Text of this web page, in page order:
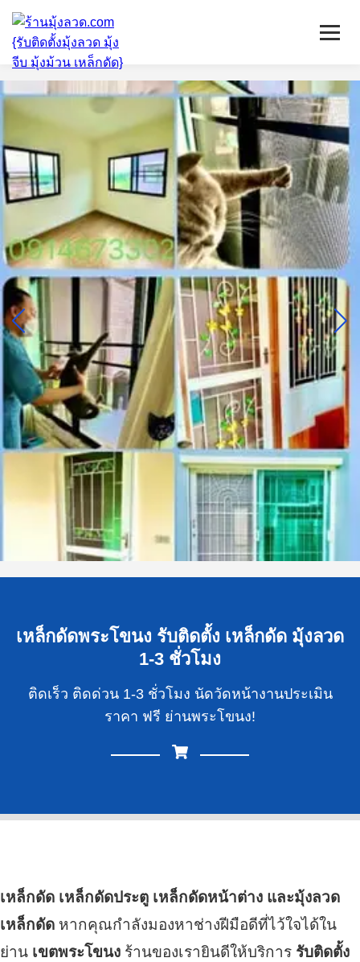
หน้าแรก
มุ้งลวดจีบ
เหล็กดัด
ติดตั้งกระจก
บริการ/พื้นที่ติดตั้ง
บทความ
ติดต่อเรา
เหล็กดัดพระโขนง รับติดตั้ง เหล็กดัด มุ้งลวด
1-3 ชั่วโมง
ติดเร็ว ติดด่วน 1-3 ชั่วโมง นัดวัดหน้างานประเมิน
ราคา ฟรี ย่านพระโขนง!
เหล็กดัด เหล็กดัดประตู เหล็กดัดหน้าต่าง และมุ้งลวด
เหล็กดัด หากคุณกำลังมองหาช่างฝีมือดีที่ไว้ใจได้ใน
ย่าน เขตพระโขนง ร้านของเรายินดีให้บริการ รับติดตั้ง